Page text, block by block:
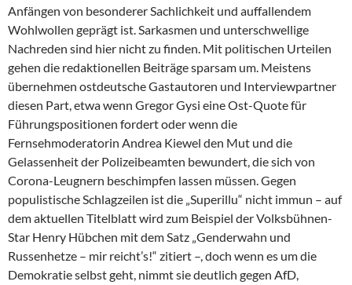
Anfängen von besonderer Sachlichkeit und auffallendem
Wohlwollen geprägt ist. Sarkasmen und unterschwellige
Nachreden sind hier nicht zu finden. Mit politischen Urteilen
gehen die redaktionellen Beiträge sparsam um. Meistens
übernehmen ostdeutsche Gastautoren und Interviewpartner
diesen Part, etwa wenn Gregor Gysi eine Ost-Quote für
Führungspositionen fordert oder wenn die
Fernsehmoderatorin An­drea Kiewel den Mut und die
Gelassenheit der Polizeibeamten bewundert, die sich von
Corona-Leugnern beschimpfen lassen müssen. Gegen
populistische Schlagzeilen ist die „Superillu“ nicht immun – auf
dem aktuellen Titelblatt wird zum Beispiel der Volksbühnen-
Star Henry Hübchen mit dem Satz „Genderwahn und
Russenhetze – mir reicht’s!“ zitiert –, doch wenn es um die
Demokratie selbst geht, nimmt sie deutlich gegen AfD,